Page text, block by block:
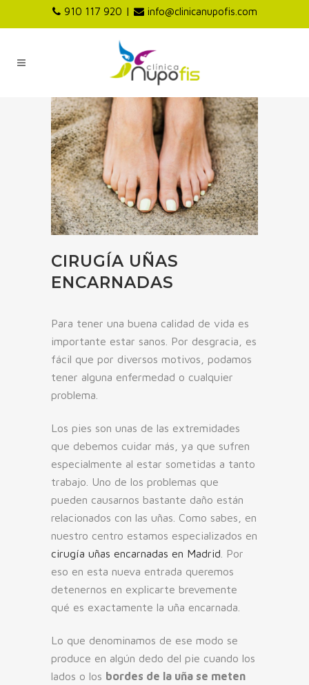
910 117 920 | info@clinicanupofis.com
CIRUGÍA UÑAS
ENCARNADAS
Para tener una buena calidad de vida es
importante estar sanos. Por desgracia, es
fácil que por diversos motivos, podamos
tener alguna enfermedad o cualquier
problema.
Los pies son unas de las extremidades
que debemos cuidar más, ya que sufren
especialmente al estar sometidas a tanto
trabajo. Uno de los problemas que
pueden causarnos bastante daño están
relacionados con las uñas. Como sabes, en
nuestro centro estamos especializados en
cirugía uñas encarnadas en Madrid . Por
eso en esta nueva entrada queremos
detenernos en explicarte brevemente
qué es exactamente la uña encarnada.
Lo que denominamos de ese modo se
produce en algún dedo del pie cuando los
lados o los bordes de la uña se meten